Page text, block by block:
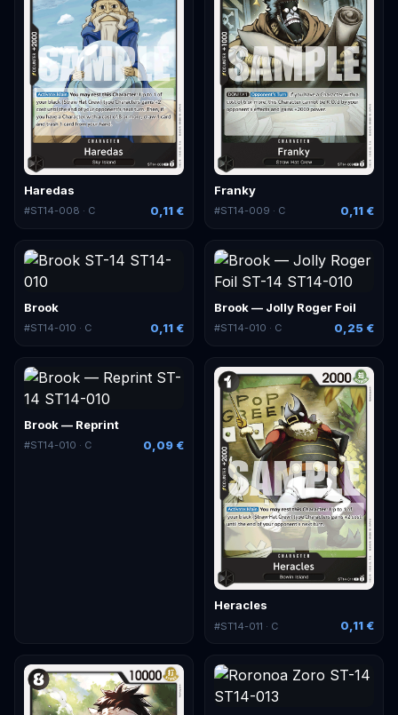
Haredas
#ST14-008 · C 0,11 €
Franky
#ST14-009 · C 0,11 €
Brook
#ST14-010 · C 0,11 €
Brook — Jolly Roger Foil
#ST14-010 · C 0,25 €
Brook — Reprint
#ST14-010 · C 0,09 €
Heracles
#ST14-011 · C 0,11 €